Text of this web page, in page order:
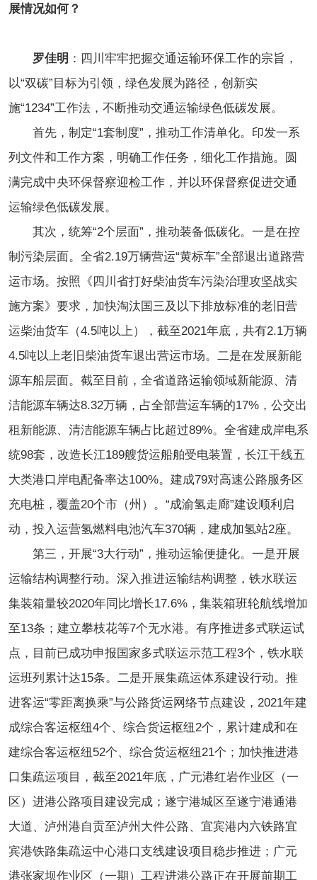
展情况如何？
罗佳明 ：四川牢牢把握交通运输环保工作的宗旨，
以“双碳”目标为引领，绿色发展为路径，创新实
施“1234”工作法，不断推动交通运输绿色低碳发展。
首先，制定“1套制度”，推动工作清单化。印发一系
列文件和工作方案，明确工作任务，细化工作措施。圆
满完成中央环保督察迎检工作，并以环保督察促进交通
运输绿色低碳发展。
其次，统筹“2个层面”，推动装备低碳化。一是在控
制污染层面。全省2.19万辆营运“黄标车”全部退出道路营
运市场。按照《四川省打好柴油货车污染治理攻坚战实
施方案》要求，加快淘汰国三及以下排放标准的老旧营
运柴油货车（4.5吨以上），截至2021年底，共有2.1万辆
4.5吨以上老旧柴油货车退出营运市场。二是在发展新能
源车船层面。截至目前，全省道路运输领域新能源、清
洁能源车辆达8.32万辆，占全部营运车辆的17%，公交出
租新能源、清洁能源车辆占比超过89%。全省建成岸电系
统98套，改造长江189艘货运船舶受电装置，长江干线五
大类港口岸电配备率达100%。建成79对高速公路服务区
充电桩，覆盖20个市（州）。“成渝氢走廊”建设顺利启
动，投入运营氢燃料电池汽车370辆，建成加氢站2座。
第三，开展“3大行动”，推动运输便捷化。一是开展
运输结构调整行动。深入推进运输结构调整，铁水联运
集装箱量较2020年同比增长17.6%，集装箱班轮航线增加
至13条；建立攀枝花等7个无水港。有序推进多式联运试
点，目前已成功申报国家多式联运示范工程3个，铁水联
运班列累计达15条。二是开展集疏运体系建设行动。推
进客运“零距离换乘”与公路货运网络节点建设，2021年建
成综合客运枢纽4个、综合货运枢纽2个，累计建成和在
建综合客运枢纽52个、综合货运枢纽21个；加快推进港
口集疏运项目，截至2021年底，广元港红岩作业区（一
区）进港公路项目建设完成；遂宁港城区至遂宁港通港
大道、泸州港自贡至泸州大件公路、宜宾港内六铁路宜
宾港铁路集疏运中心港口支线建设项目稳步推进；广元
港张家坝作业区（一期）工程进港公路正在开展前期工